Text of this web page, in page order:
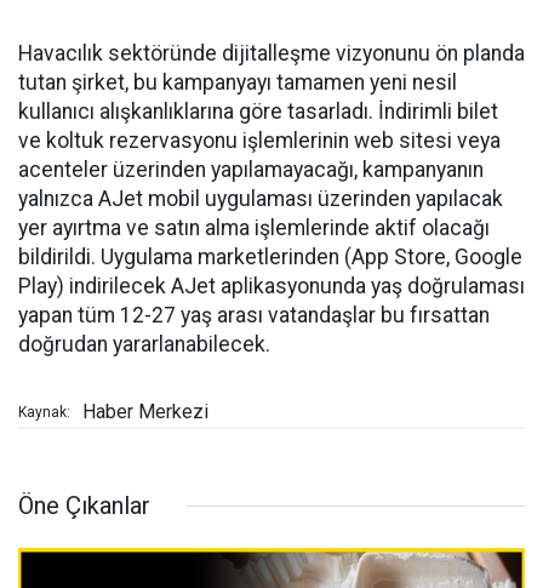
Havacılık sektöründe dijitalleşme vizyonunu ön planda
tutan şirket, bu kampanyayı tamamen yeni nesil
kullanıcı alışkanlıklarına göre tasarladı. İndirimli bilet
ve koltuk rezervasyonu işlemlerinin web sitesi veya
acenteler üzerinden yapılamayacağı, kampanyanın
yalnızca AJet mobil uygulaması üzerinden yapılacak
yer ayırtma ve satın alma işlemlerinde aktif olacağı
bildirildi. Uygulama marketlerinden (App Store, Google
Play) indirilecek AJet aplikasyonunda yaş doğrulaması
yapan tüm 12-27 yaş arası vatandaşlar bu fırsattan
doğrudan yararlanabilecek.
Kaynak: Haber Merkezi
Öne Çıkanlar